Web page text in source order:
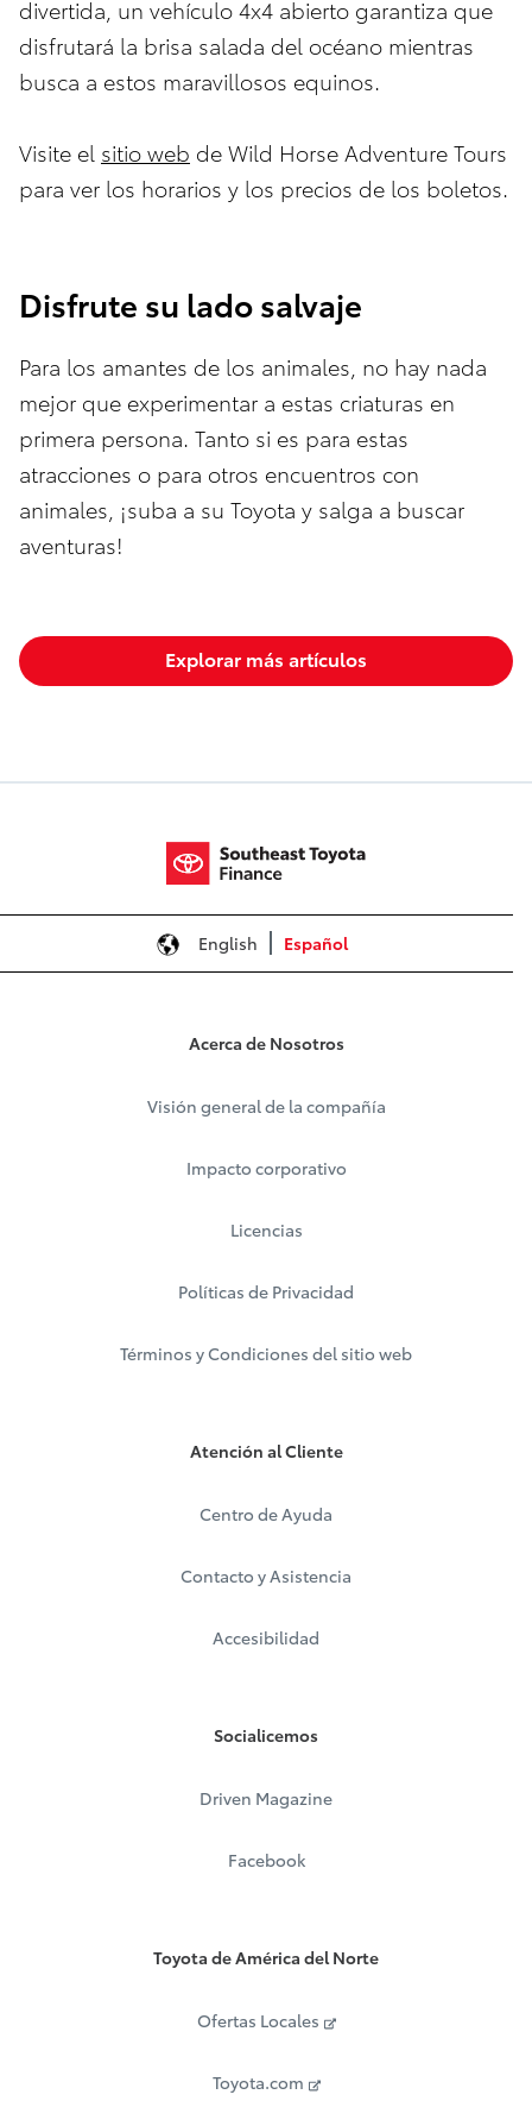
divertida, un vehículo 4x4 abierto garantiza que
disfrutará la brisa salada del océano mientras
busca a estos maravillosos equinos.
Visite el sitio web de Wild Horse Adventure Tours
para ver los horarios y los precios de los boletos.
Disfrute su lado salvaje
Para los amantes de los animales, no hay nada
mejor que experimentar a estas criaturas en
primera persona. Tanto si es para estas
atracciones o para otros encuentros con
animales, ¡suba a su Toyota y salga a buscar
aventuras!
Explorar más artículos
English Español
Acerca de Nosotros
Visión general de la compañía
Impacto corporativo
Licencias
Políticas de Privacidad
Términos y Condiciones del sitio web
Atención al Cliente
Centro de Ayuda
Contacto y Asistencia
Accesibilidad
Socialicemos
Driven Magazine
Facebook
Toyota de América del Norte
Ofertas Locales
Toyota.com